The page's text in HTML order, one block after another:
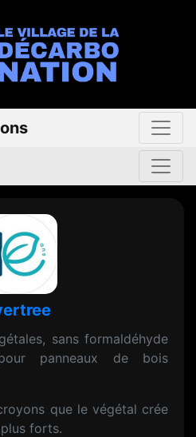
sans formaldéhyde
panneaux de bois
que le végétal crée
forts.